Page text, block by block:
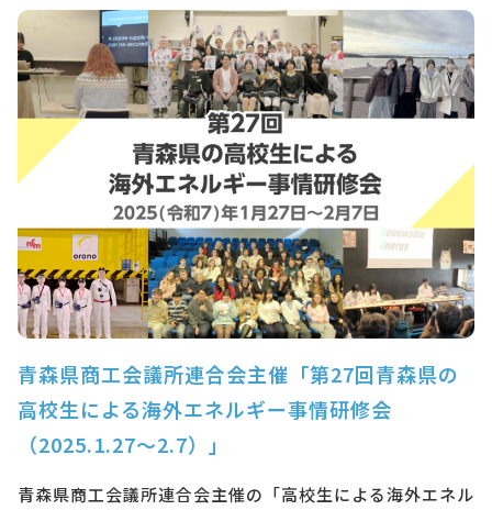
青森県商工会議所連合会主催「第27回青森県の
高校生による海外エネルギー事情研修会
（2025.1.27～2.7）」
青森県商工会議所連合会主催の「高校生による海外エネル